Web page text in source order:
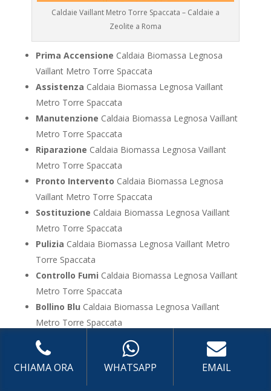
Caldaie Vaillant Metro Torre Spaccata – Caldaie a
Zeolite a Roma
Prima Accensione Caldaia Biomassa Legnosa
Vaillant Metro Torre Spaccata
Assistenza Caldaia Biomassa Legnosa Vaillant
Metro Torre Spaccata
Manutenzione Caldaia Biomassa Legnosa Vaillant
Metro Torre Spaccata
Riparazione Caldaia Biomassa Legnosa Vaillant
Metro Torre Spaccata
Pronto Intervento Caldaia Biomassa Legnosa
Vaillant Metro Torre Spaccata
Sostituzione Caldaia Biomassa Legnosa Vaillant
Metro Torre Spaccata
Pulizia Caldaia Biomassa Legnosa Vaillant Metro
Torre Spaccata
Controllo Fumi Caldaia Biomassa Legnosa Vaillant
Metro Torre Spaccata
Bollino Blu Caldaia Biomassa Legnosa Vaillant
Metro Torre Spaccata
Vendita
Caldaia Biomassa Legnosa Vaillant Metro
Torre Spaccata
OfferteCaldaia Biomassa Legnosa Vaillant Metro
Torre Spaccata
CHIAMA ORA WHATSAPP EMAIL